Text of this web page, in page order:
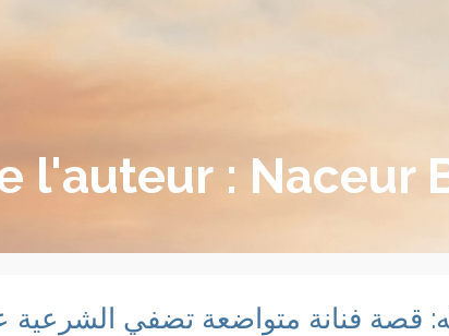
l'auteur : Naceur
قصة فنانة متواضعة تضفي